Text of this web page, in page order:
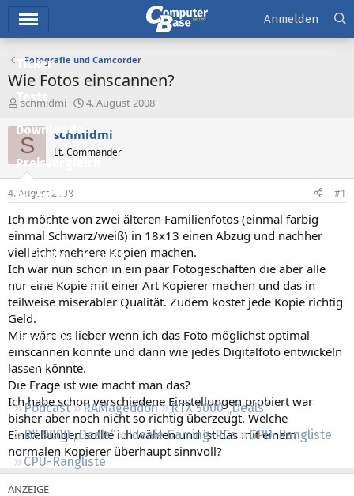
Ticker
Tests
Downloads
Preisvergleich
Forum
Aktuelles
Empfohlene Inhalte
Neue Beiträge
Neueste Aktivitäten
Leserartikel
Regeln
Podcast RAMageddon
RTX 5000 „Deals“
RX 9000 „Deals“
Ideale Gaming-PCs
GPU-Rangliste
CPU-Rangliste
Anmelden
Fotografie und Camcorder
Wie Fotos einscannen?
E
s
t
e
l
e
r
schmidmi
E
s
e
t
a
4. August 2008
S schmidmi
Lt. Commander
4. August 2008 #1
Ich möchte von zwei älteren Familienfotos (einmal farbig
einmal Schwarz/weiß) in 18x13 einen Abzug und nachher
vielleicht mehrere Kopien machen.
Ich war nun schon in ein paar Fotogeschäften die aber alle
nur eine Kopie mit einer Art Kopierer machen und das in
teilweise miserabler Qualität. Zudem kostet jede Kopie richtig
Geld.
Mir wäre es lieber wenn ich das Foto möglichst optimal
einscannen könnte und dann wie jedes Digitalfoto entwickeln
lassen könnte.
Die Frage ist wie macht man das?
Ich habe schon verschiedene Einstellungen probiert war
bisher aber noch nicht so richtig überzeugt. Welche
Einstellungen sollte ich wählen und ist das mit einem
normalen Kopierer überhaupt sinnvoll?